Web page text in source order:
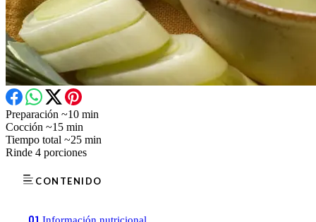
Preparación ~10 min
Cocción ~15 min
Tiempo total ~25 min
Rinde 4 porciones
CONTENIDO